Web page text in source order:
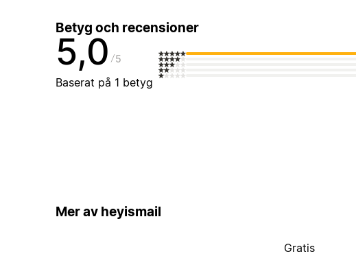
Betyg och recensioner
5,0 5
Baserat på 1 betyg
Mer av heyismail
Gratis